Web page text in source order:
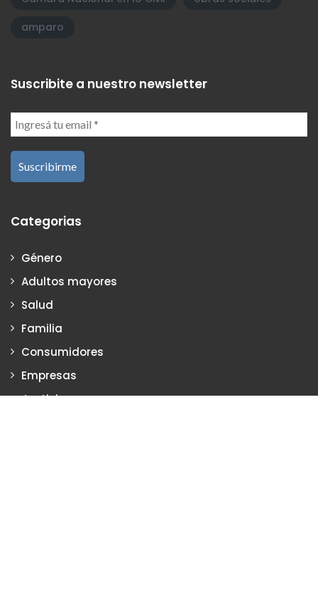
amparo
Suscribite a nuestro newsletter
Categorias
Género
Adultos mayores
Salud
Familia
Consumidores
Empresas
Justicia